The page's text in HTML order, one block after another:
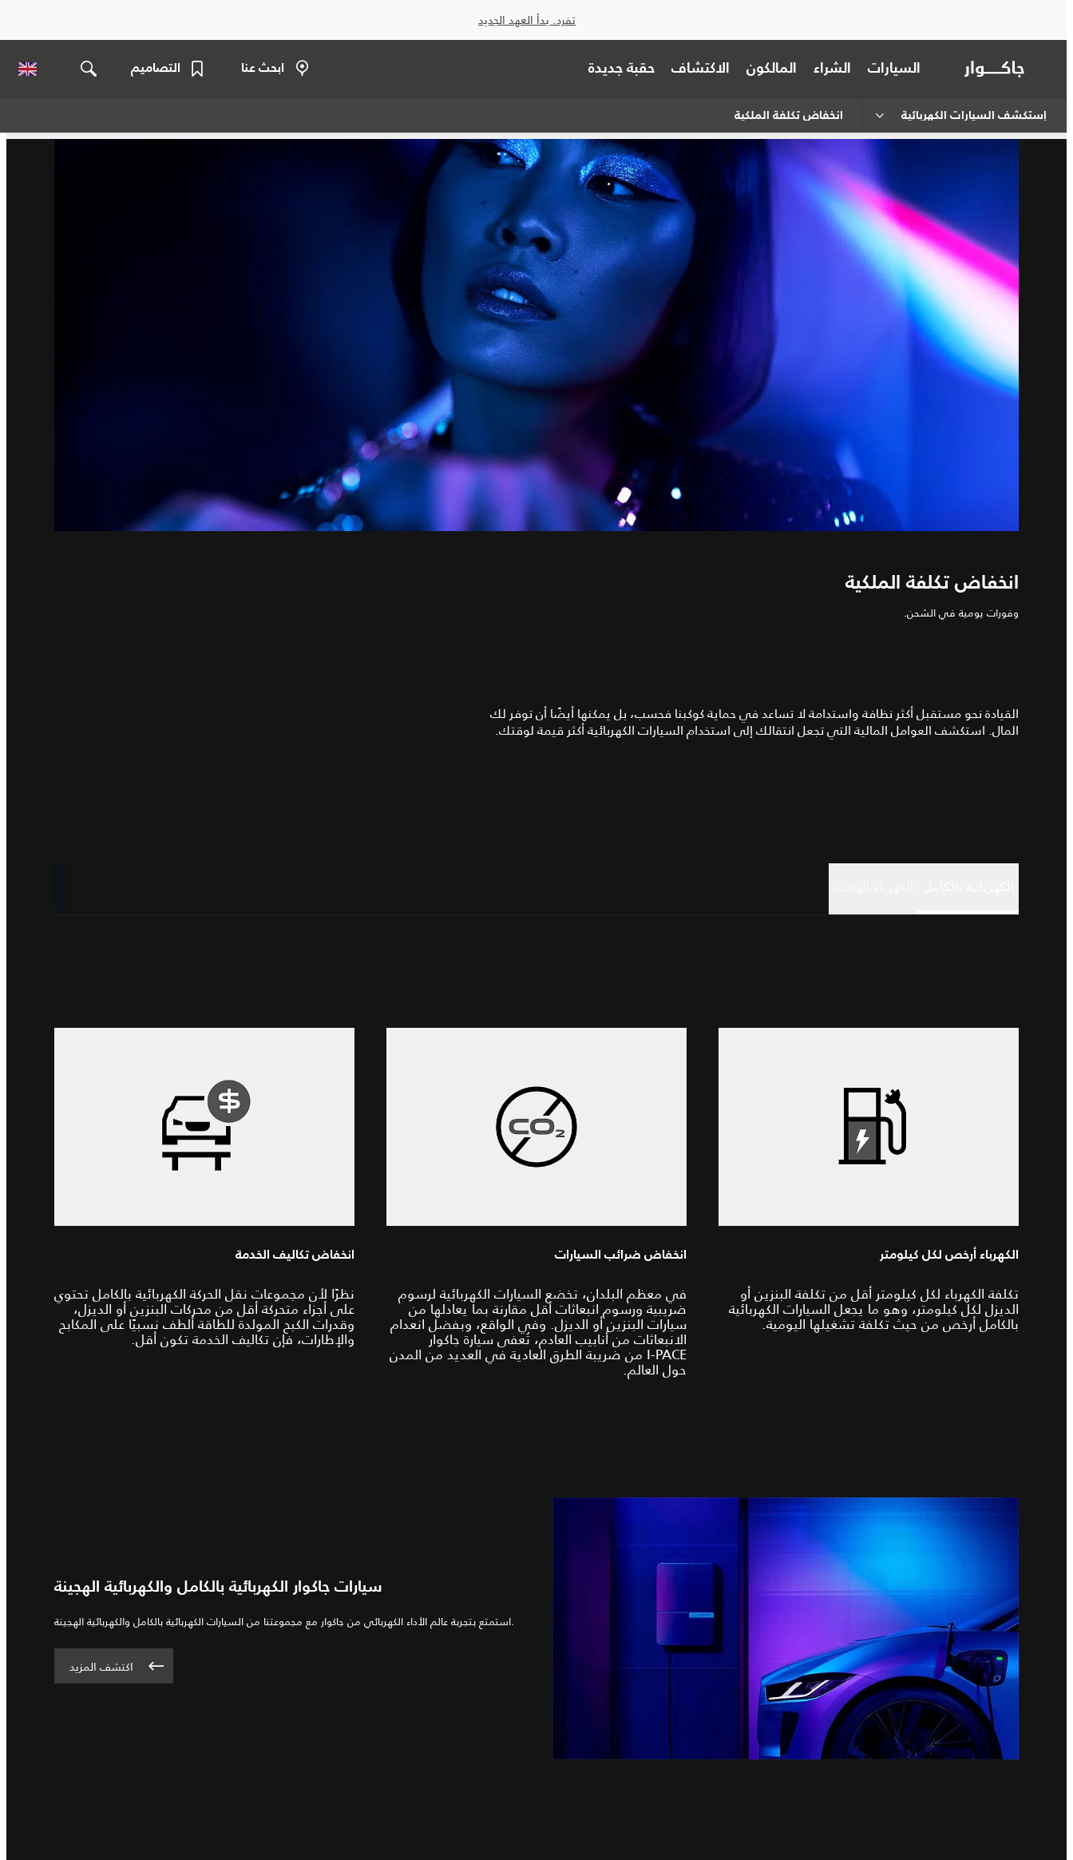
تفرد. بدأ العهد الجديد
السيارات الشراء المالكون الاكتشاف حقبة جديدة ابحث عنا التصاميم
إستكشف السيارات الكهربائية انخفاض تكلفة الملكية
انخفاض تكلفة الملكية
وفورات يومية في الشحن.
القيادة نحو مستقبل أكثر نظافة واستدامة لا تساعد في حماية كوكبنا فحسب، بل يمكنها أيضًا أن توفر لك
المال. استكشف العوامل المالية التي تجعل انتقالك إلى استخدام السيارات الكهربائية أكثر قيمة لوقتك.
الكهرباء أرخص لكل كيلومتر
تكلفة الكهرباء لكل كيلومتر أقل من تكلفة البنزين أو
الديزل لكل كيلومتر، وهو ما يجعل السيارات الكهربائية
بالكامل أرخص من حيث تكلفة تشغيلها اليومية.
انخفاض ضرائب السيارات
في معظم البلدان، تخضع السيارات الكهربائية لرسوم
ضريبية ورسوم انبعاثات أقل مقارنة بما يعادلها من
سيارات البنزين أو الديزل. وفي الواقع، وبفضل انعدام
الانبعاثات من أنابيب العادم، تُعفى سيارة جاكوار
I‑PACE من ضريبة الطرق العادية في العديد من المدن
حول العالم.
انخفاض تكاليف الخدمة
نظرًا لأن مجموعات نقل الحركة الكهربائية بالكامل تحتوي
على أجزاء متحركة أقل من محركات البنزين أو الديزل،
وقدرات الكبح المولدة للطاقة ألطف نسبيًا على المكابح
والإطارات، فإن تكاليف الخدمة تكون أقل.
سيارات جاكوار الكهربائية بالكامل والكهربائية الهجينة
استمتع بتجربة عالم الأداء الكهربائي من جاكوار مع مجموعتنا من السيارات الكهربائية بالكامل والكهربائية الهجينة.
اكتشف المزيد